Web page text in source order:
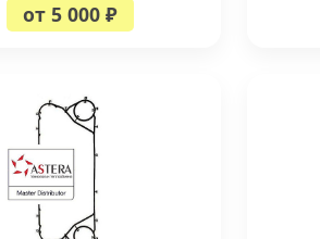
от 5 000 ₽